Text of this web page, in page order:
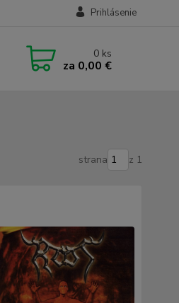
Prihlásenie
0 ks
za 0,00 €
strana z 1